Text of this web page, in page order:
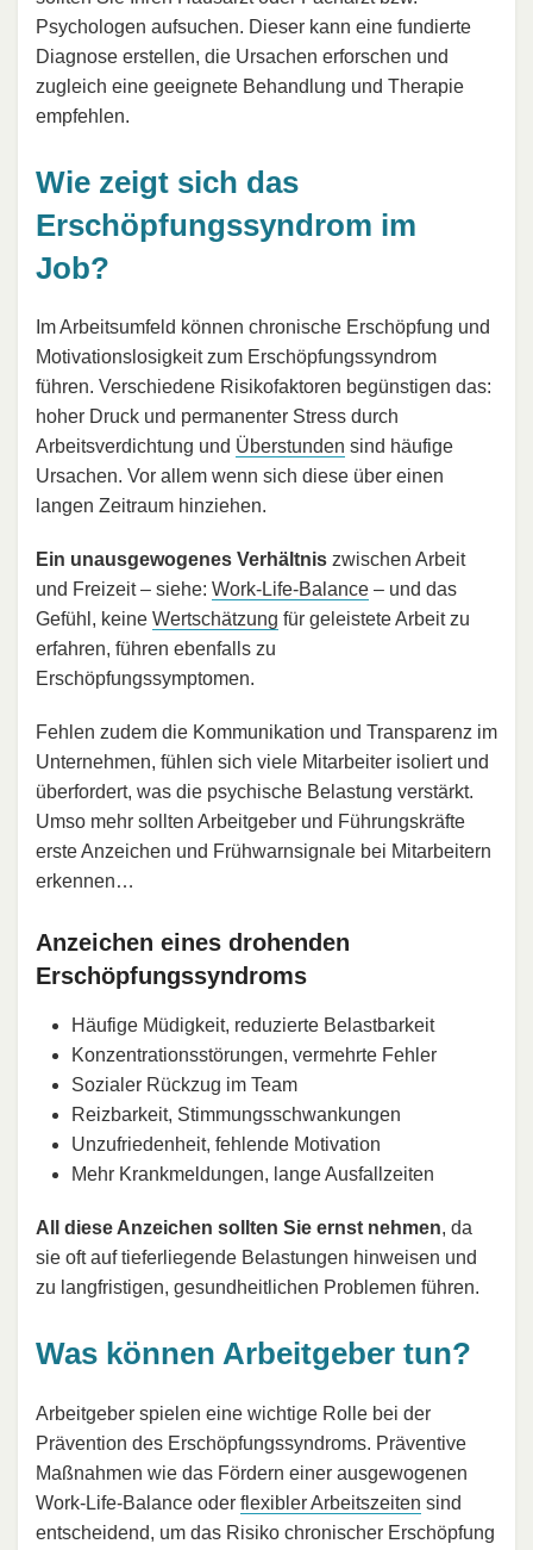
Psychologen aufsuchen. Dieser kann eine fundierte
Diagnose erstellen, die Ursachen erforschen und
zugleich eine geeignete Behandlung und Therapie
empfehlen.
Wie zeigt sich das
Erschöpfungssyndrom im
Job?
Im Arbeitsumfeld können chronische Erschöpfung und
Motivationslosigkeit zum Erschöpfungssyndrom
führen. Verschiedene Risikofaktoren begünstigen das:
hoher Druck und permanenter Stress durch
Arbeitsverdichtung und Überstunden sind häufige
Ursachen. Vor allem wenn sich diese über einen
langen Zeitraum hinziehen.
Ein unausgewogenes Verhältnis zwischen Arbeit
und Freizeit – siehe: Work-Life-Balance – und das
Gefühl, keine Wertschätzung für geleistete Arbeit zu
erfahren, führen ebenfalls zu
Erschöpfungssymptomen.
Fehlen zudem die Kommunikation und Transparenz im
Unternehmen, fühlen sich viele Mitarbeiter isoliert und
überfordert, was die psychische Belastung verstärkt.
Umso mehr sollten Arbeitgeber und Führungskräfte
erste Anzeichen und Frühwarnsignale bei Mitarbeitern
erkennen…
Anzeichen eines drohenden
Erschöpfungssyndroms
Häufige Müdigkeit, reduzierte Belastbarkeit
Konzentrationsstörungen, vermehrte Fehler
Sozialer Rückzug im Team
Reizbarkeit, Stimmungsschwankungen
Unzufriedenheit, fehlende Motivation
Mehr Krankmeldungen, lange Ausfallzeiten
All diese Anzeichen sollten Sie ernst nehmen, da
sie oft auf tieferliegende Belastungen hinweisen und
zu langfristigen, gesundheitlichen Problemen führen.
Was können Arbeitgeber tun?
Arbeitgeber spielen eine wichtige Rolle bei der
Prävention des Erschöpfungssyndroms. Präventive
Maßnahmen wie das Fördern einer ausgewogenen
Work-Life-Balance oder flexibler Arbeitszeiten sind
entscheidend, um das Risiko chronischer Erschöpfung